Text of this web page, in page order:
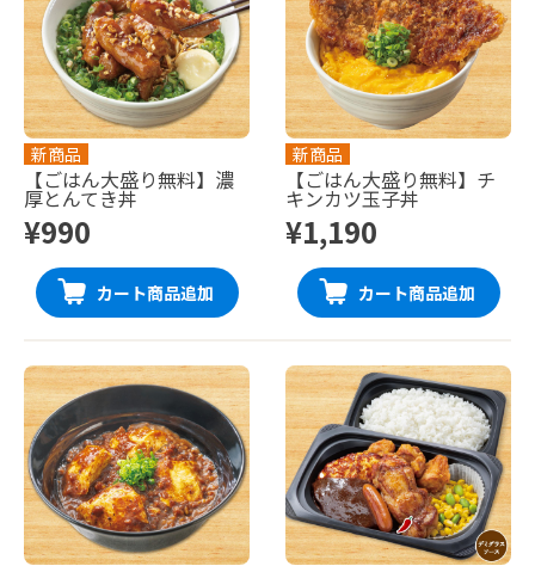
新商品
【ごはん大盛り無料】濃
厚とんてき丼
¥990
カート商品追加
新商品
【ごはん大盛り無料】チ
キンカツ玉子丼
¥1,190
カート商品追加